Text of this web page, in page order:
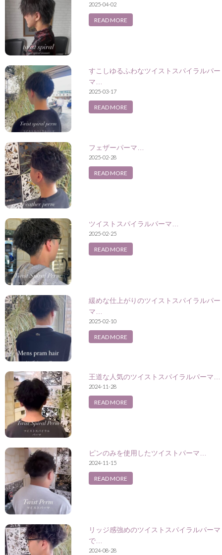
2025-04-02
READ MORE
すこしゆるふわなツイストスパイラルパー
マ…
2025-03-17
READ MORE
フェザーパーマ…
2025-02-28
READ MORE
ツイストスパイラルパーマ…
2025-02-25
READ MORE
緩めな仕上がりのツイストスパイラルパー
マ…
2025-02-10
READ MORE
王道な人気のツイストスパイラルパーマ…
2024-11-28
READ MORE
ピンのみを使用したツイストパーマ…
2024-11-15
READ MORE
リッジ感強めのツイストスパイラルパーマ
で…
2024-08-28